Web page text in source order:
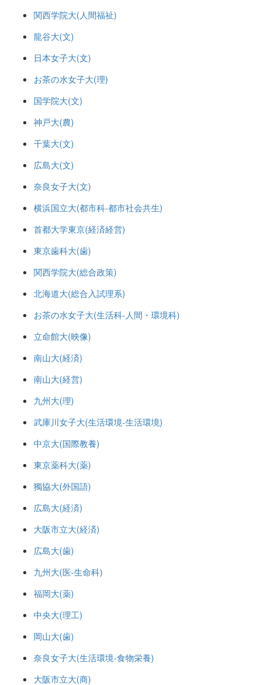
関西学院大(人間福祉)
龍谷大(文)
日本女子大(文)
お茶の水女子大(理)
国学院大(文)
神戸大(農)
千葉大(文)
広島大(文)
奈良女子大(文)
横浜国立大(都市科-都市社会共生)
首都大学東京(経済経営)
東京歯科大(歯)
関西学院大(総合政策)
北海道大(総合入試理系)
お茶の水女子大(生活科-人間・環境科)
立命館大(映像)
南山大(経済)
南山大(経営)
九州大(理)
武庫川女子大(生活環境-生活環境)
中京大(国際教養)
東京薬科大(薬)
獨協大(外国語)
広島大(経済)
大阪市立大(経済)
広島大(歯)
九州大(医-生命科)
福岡大(薬)
中央大(理工)
岡山大(歯)
奈良女子大(生活環境-食物栄養)
大阪市立大(商)